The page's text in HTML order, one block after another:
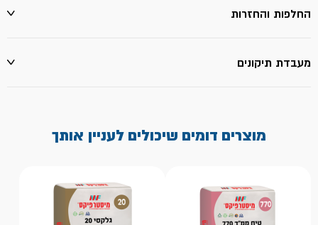
החלפות והחזרות
מעבדת תיקונים
מוצרים דומים שיכולים לעניין אותך